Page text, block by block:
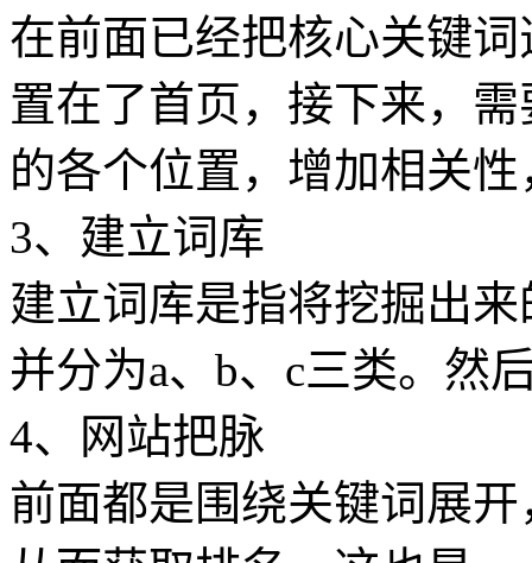
在前面已经把核心关键
置在了首页，接下来，
的各个位置，增加相关
3、建立词库
建立词库是指将挖掘出
并分为a、b、c三类。然
4、网站把脉
前面都是围绕关键词展